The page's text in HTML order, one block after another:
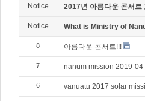
Notice 2017년 아름다운 콘서트
Notice What is Ministry of
8 아름다운 콘서트!!!
7 nanum mission 2019-04
6 vanuatu 2017 solar